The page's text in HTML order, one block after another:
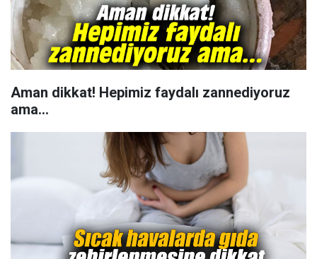
Aman dikkat! Hepimiz faydalı zannediyoruz
ama...